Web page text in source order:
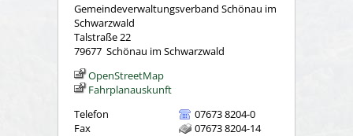
Gemeindeverwaltungsverband Schönau im
Schwarzwald
Talstraße 22
79677 Schönau im Schwarzwald
OpenStreetMap
Fahrplanauskunft
Telefon
07673 8204-0
Fax
07673 8204-14